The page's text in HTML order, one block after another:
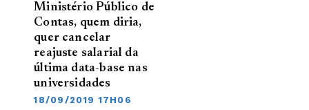
Ministério Público de
Contas, quem diria,
quer cancelar
reajuste salarial da
última data-base nas
universidades
18/09/2019 17H06